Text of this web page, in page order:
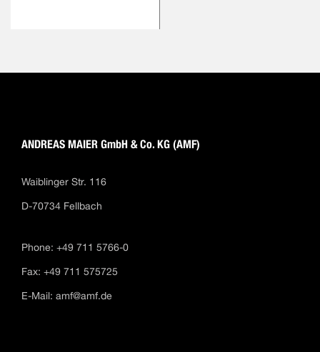
ANDREAS MAIER GmbH & Co. KG (AMF)
Waiblinger Str. 116
D-70734 Fellbach
Phone: +49 711 5766-0
Fax: +49 711 575725
E-Mail: amf@amf.de